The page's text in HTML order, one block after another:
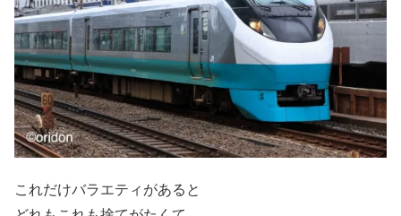
これだけバラエティがあると